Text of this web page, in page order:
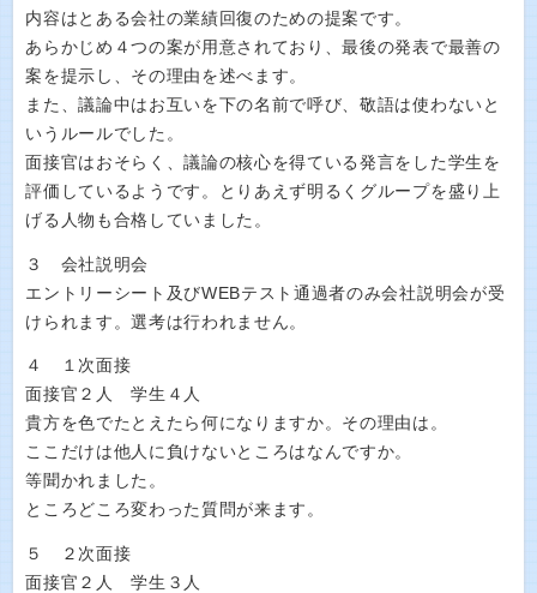
内容はとある会社の業績回復のための提案です。
あらかじめ４つの案が用意されており、最後の発表で最善の
案を提示し、その理由を述べます。
また、議論中はお互いを下の名前で呼び、敬語は使わないと
いうルールでした。
面接官はおそらく、議論の核心を得ている発言をした学生を
評価しているようです。とりあえず明るくグループを盛り上
げる人物も合格していました。
３ 会社説明会
エントリーシート及びWEBテスト通過者のみ会社説明会が受
けられます。選考は行われません。
４ １次面接
面接官２人 学生４人
貴方を色でたとえたら何になりますか。その理由は。
ここだけは他人に負けないところはなんですか。
等聞かれました。
ところどころ変わった質問が来ます。
５ ２次面接
面接官２人 学生３人